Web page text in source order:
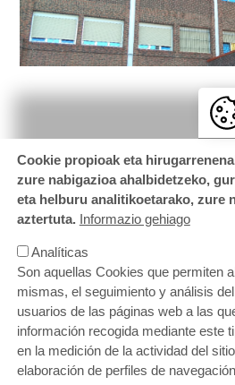
Cookie propioak eta
zure nabigazioa ahalbidetzeko,
eta helburu analitikoetarako, zure
aztertuta. Informazio gehiago
Analíticas
Son aquellas Cookies que permiten
mismas, el seguimiento y análisis
usuarios de las páginas web a las
información recogida mediante este
en la medición de la actividad del
elaboración de perfiles de